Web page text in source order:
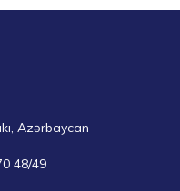
Azərbaycan
48/49